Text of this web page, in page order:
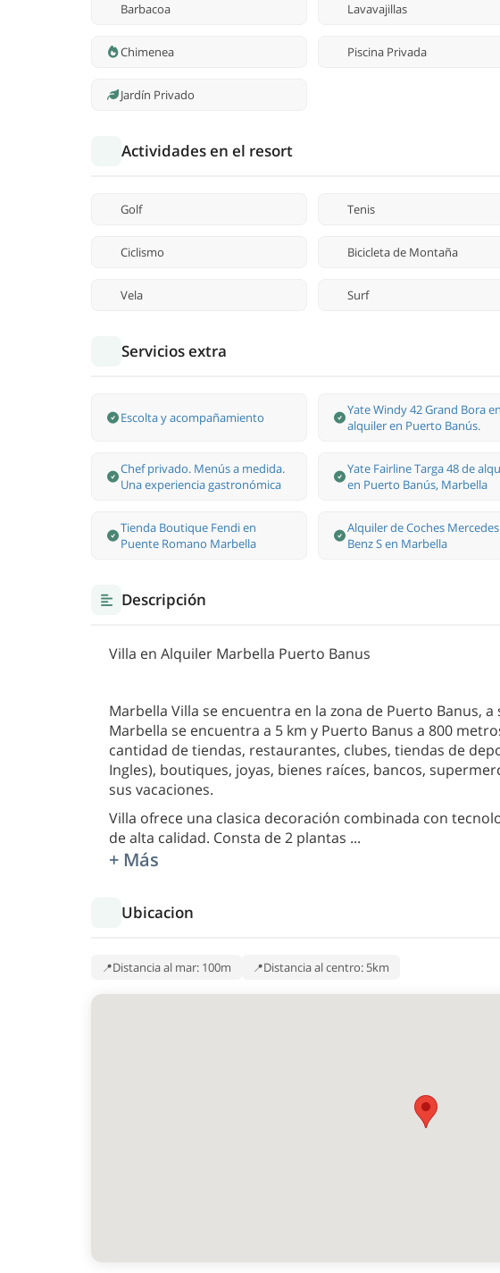
Barbacoa Lavavajillas
Chimenea Piscina Privada
Jardín Privado
Actividades en el resort
Golf Tenis
Ciclismo Bicicleta de Montaña
Vela Surf
Servicios extra
Escolta y acompañamiento
Yate Windy 42 Grand Bora en
alquiler en Puerto Banús.
Chef privado. Menús a medida.
Una experiencia gastronómica
Yate Fairline Targa 48 de
en Puerto Banús, Marbella
Tienda Boutique Fendi en
Puente Romano Marbella
Alquiler de Coches Mercedes
Benz S en Marbella
Descripción
Villa en Alquiler Marbella Puerto Banus
Marbella Villa se encuentra en la zona de Puerto Banus,
Marbella se encuentra a 5 km y Puerto Banus a 800
cantidad de tiendas, restaurantes, clubes, tiendas de
Ingles), boutiques, joyas, bienes raíces, bancos,
sus vacaciones.
Villa ofrece una clasica decoración combinada con
de alta calidad. Consta de 2 plantas ...
+ Más
Ubicacion
Distancia al mar: 100m Distancia al centro: 5km